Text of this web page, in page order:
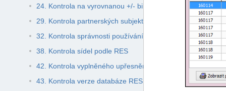
24. Kontrola na vyrovnanou +/- bilanci odpadů
29. Kontrola partnerských subjektů O, B - B00
32. Kontrola správnosti používání kódu BN30
38. Kontrola sídel podle RES
42. Kontrola vyplněného upřesnění v případě odpadů
43. Kontrola verze databáze RES